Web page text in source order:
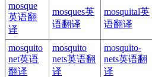
mosque
英语翻
译
mosques英
语翻译
mosquital英
语翻译
mosquito
net英语
翻译
mosquito
nets英语翻
译
mosquito-
nets英语翻
译